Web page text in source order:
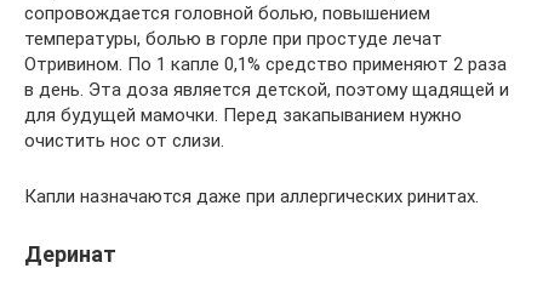
сопровождается головной болью, повышением
температуры, болью в горле при простуде лечат
Отривином. По 1 капле 0,1% средство применяют 2 раза
в день. Эта доза является детской, поэтому щадящей и
для будущей мамочки. Перед закапыванием нужно
очистить нос от слизи.
Капли назначаются даже при аллергических ринитах.
Деринат